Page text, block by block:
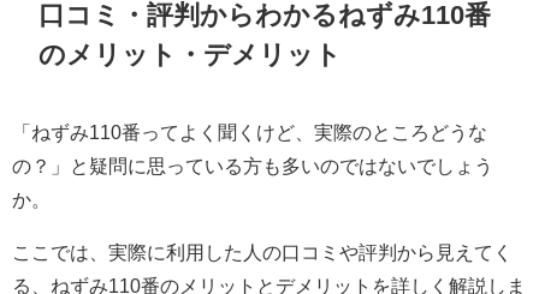
口コミ・評判からわかるねずみ110番
のメリット・デメリット
「ねずみ110番ってよく聞くけど、実際のところどうな
の？」と疑問に思っている方も多いのではないでしょう
か。
ここでは、実際に利用した人の口コミや評判から見えてく
る、ねずみ110番のメリットとデメリットを詳しく解説しま